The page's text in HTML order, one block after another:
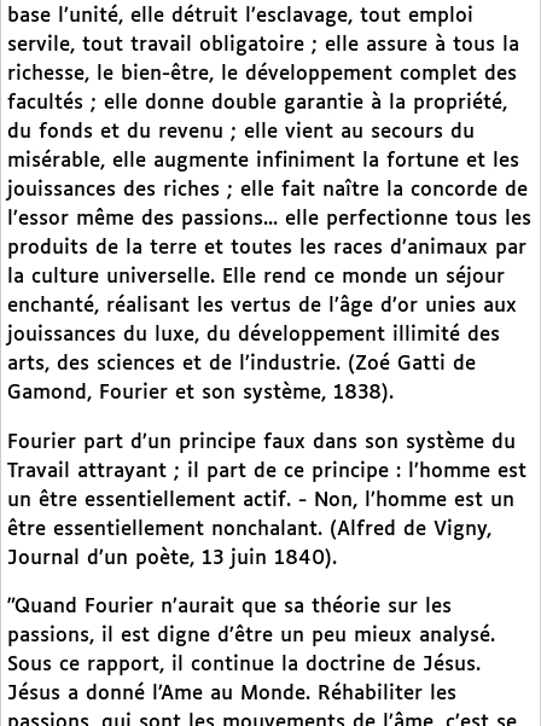
base l’unité, elle détruit l’esclavage, tout emploi
servile, tout travail obligatoire ; elle assure à tous la
richesse, le bien-être, le développement complet des
facultés ; elle donne double garantie à la propriété,
du fonds et du revenu ; elle vient au secours du
misérable, elle augmente infiniment la fortune et les
jouissances des riches ; elle fait naître la concorde de
l’essor même des passions... elle perfectionne tous les
produits de la terre et toutes les races d’animaux par
la culture universelle. Elle rend ce monde un séjour
enchanté, réalisant les vertus de l’âge d’or unies aux
jouissances du luxe, du développement illimité des
arts, des sciences et de l’industrie. (Zoé Gatti de
Gamond, Fourier et son système, 1838).
Fourier part d’un principe faux dans son système du
Travail attrayant ; il part de ce principe : l’homme est
un être essentiellement actif. - Non, l’homme est un
être essentiellement nonchalant. (Alfred de Vigny,
Journal d’un poète, 13 juin 1840).
"Quand Fourier n’aurait que sa théorie sur les
passions, il est digne d’être un peu mieux analysé.
Sous ce rapport, il continue la doctrine de Jésus.
Jésus a donné l’Ame au Monde. Réhabiliter les